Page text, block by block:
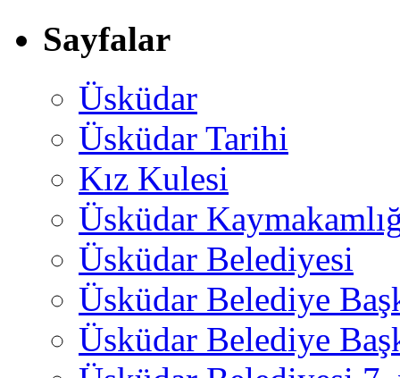
Sayfalar
Üsküdar
Üsküdar Tarihi
Kız Kulesi
Üsküdar
Üsküdar Belediyesi
Üsküdar Belediye
Üsküdar Belediye